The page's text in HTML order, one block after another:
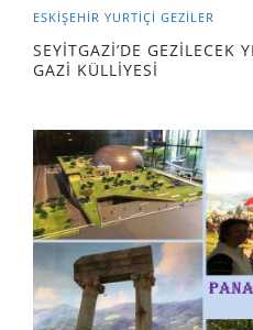
ESKİŞEHİR YURTIÇI GEZILER
SEYİTGAZİ’DE GEZİLECEK
GAZİ KÜLLİYESİ